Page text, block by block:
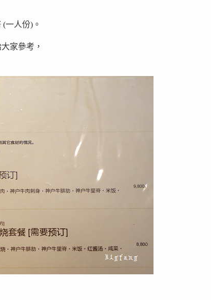
一人份)。
家參考，